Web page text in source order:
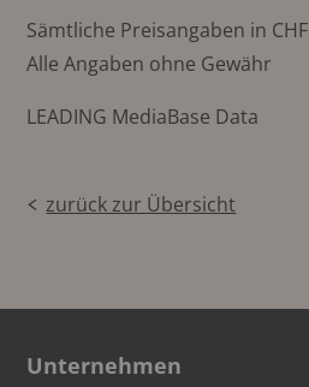
Sämtliche Preisangaben in CHF
Alle Angaben ohne Gewähr
LEADING MediaBase Data
zurück zur Übersicht
Unternehmen